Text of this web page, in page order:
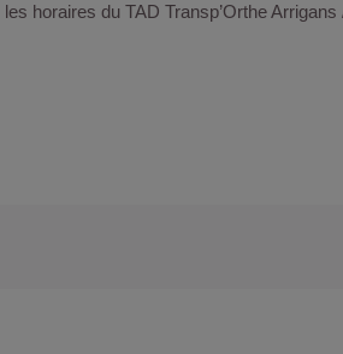
horaires du TAD Transp’Orthe